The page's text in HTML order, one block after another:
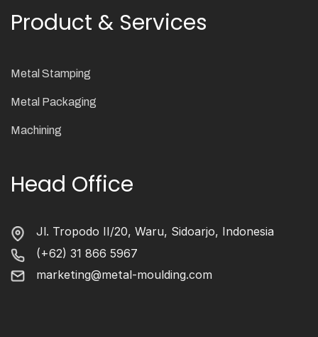
Product & Services
Metal Stamping
Metal Packaging
Machining
Head Office
Jl. Tropodo II/20, Waru, Sidoarjo, Indonesia
(+62) 31 866 5967
marketing@metal-moulding.com